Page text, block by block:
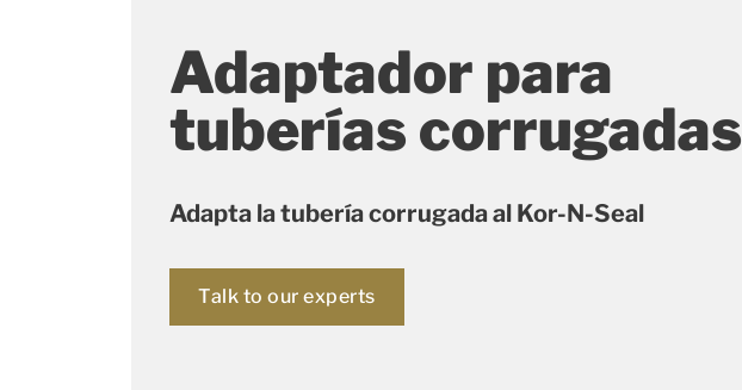
Adaptador para
tuberías corrugadas
Adapta la tubería corrugada al Kor-N-Seal
Talk to our experts